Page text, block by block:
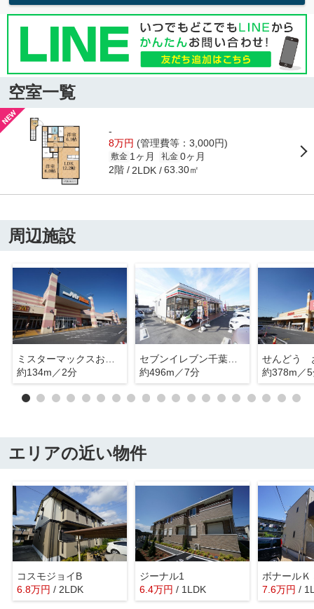
空室一覧
-
8万円 (管理費等：3,000円)
敷金 1ヶ月 礼金 0ヶ月
2階 2LDK 63.30㎡
周辺施設
約134m／2分
セブンイレブン千葉おゆみ野南２丁目店
約496m／7分
せんどう
約378m／
エリアの近い物件
コスモジョイB
6.8万円 / 2LDK
ジーナル1
6.4万円 / 1LDK
ボナールＫ
7.6万円 /